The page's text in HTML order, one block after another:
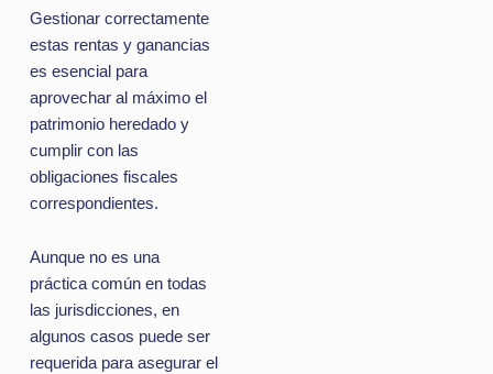
Gestionar correctamente
estas rentas y ganancias
es esencial para
aprovechar al máximo el
patrimonio heredado y
cumplir con las
obligaciones fiscales
correspondientes.
Aunque no es una
práctica común en todas
las jurisdicciones, en
algunos casos puede ser
requerida para asegurar el